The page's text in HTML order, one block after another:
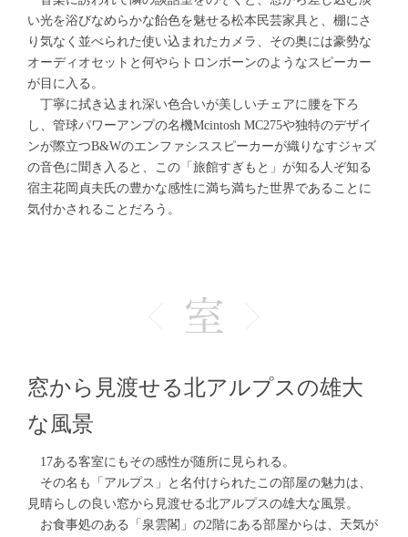
い光を浴びなめらかな飴色を魅せる松本民芸家具と、棚にさ
り気なく並べられた使い込まれたカメラ、その奥には豪勢な
オーディオセットと何やらトロンボーンのようなスピーカー
が目に入る。
丁寧に拭き込まれ深い色合いが美しいチェアに腰を下ろ
し、管球パワーアンプの名機Mcintosh MC275や独特のデザイ
ンが際立つB&Wのエンファシススピーカーが織りなすジャズ
の音色に聞き入ると、この「旅館すぎもと」が知る人ぞ知る
宿主花岡貞夫氏の豊かな感性に満ち満ちた世界であることに
気付かされることだろう。
窓から見渡せる北アルプスの雄大
な風景
17ある客室にもその感性が随所に見られる。
その名も「アルプス」と名付けられたこの部屋の魅力は、
見晴らしの良い窓から見渡せる北アルプスの雄大な風景。
お食事処のある「泉雲閣」の2階にある部屋からは、天気が